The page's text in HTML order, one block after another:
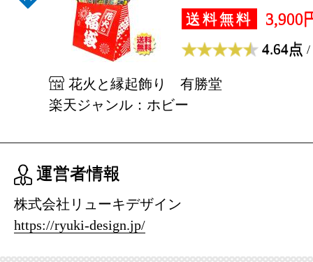
送料無料 3,900
4.64点 /
花火と縁起飾り 有勝堂
楽天ジャンル：ホビー
運営者情報
株式会社リューキデザイン
https://ryuki-design.jp/